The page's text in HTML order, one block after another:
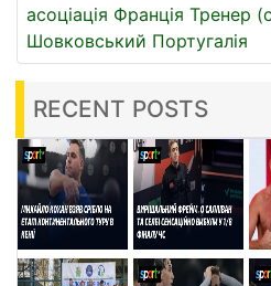
асоціація Франція Тренер
Шовковський Португалія
RECENT POSTS